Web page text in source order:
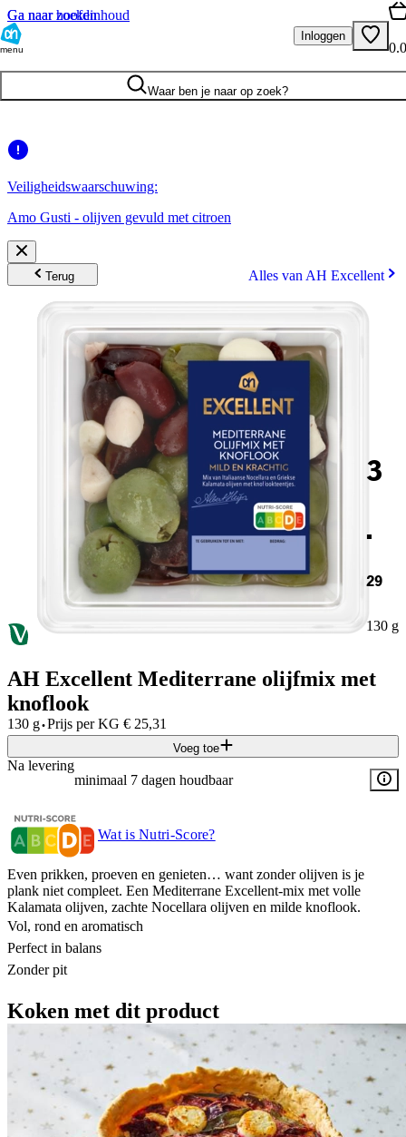
Ga naar hoofdinhoud
Ga naar zoeken
menu
Inloggen
Waar ben je naar op zoek?
Veiligheidswaarschuwing:
Amo Gusti - olijven gevuld met citroen
Terug Alles van AH Excellent
3
.
29
130 g
AH Excellent Mediterrane olijfmix met
knoflook
130 g·Prijs per KG € 25,31
Voeg toe
Na levering
minimaal 7 dagen houdbaar
Wat is Nutri-Score?
Even prikken, proeven en genieten… want zonder olijven is je
plank niet compleet. Een Mediterrane Excellent-mix met volle
Kalamata olijven, zachte Nocellara olijven en milde knoflook.
Vol, rond en aromatisch
Perfect in balans
Zonder pit
Koken met dit product